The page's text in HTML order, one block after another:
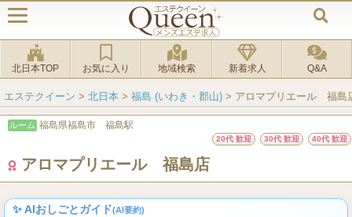
北日本TOP お気に入り 地域検索 新着求人 Q&A
エステクイーン > 北日本 > 福島 (いわき・郡山) > アロマプリエール 福島
ルーム 福島県福島市 福島駅
20代 歓迎 30代 歓迎 40代 歓迎
アロマプリエール 福島店
✨ AIおしごとガイド(AI要約)